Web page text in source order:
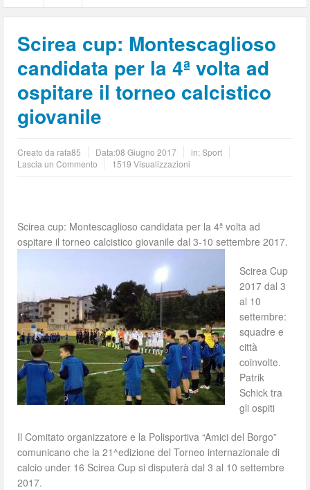
Scirea cup: Montescaglioso
candidata per la 4ª volta ad
ospitare il torneo calcistico
giovanile
Creato da rafa85 Data:08 Giugno 2017 in:Sport
Lascia un Commento
1519 Visualizzazioni
Scirea cup: Montescaglioso candidata per la 4ª volta ad
ospitare il torneo calcistico giovanile dal 3-10 settembre 2017.
Scirea Cup
2017 dal 3
al 10
settembre:
squadre e
città
coinvolte.
Patrik
Schick tra
gli ospiti
Il Comitato organizzatore e la Polisportiva “Amici del Borgo”
comunicano che la 21^edizione del Torneo internazionale di
calcio under 16 Scirea Cup si disputerà dal 3 al 10 settembre
2017.